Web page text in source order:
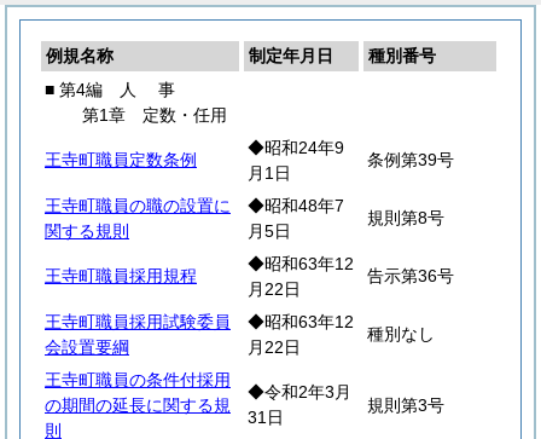
例規名称 制定年月日
種別番号
■ 第4編
人 事
第1章 定数・任用
王寺町職員定数条例
◆昭和24年9
月1日
条例第39号
王寺町職員の職の設置に
関する規則
◆昭和48年7
月5日
規則第8号
王寺町職員採用規程
◆昭和63年12
月22日
告示第36号
王寺町職員採用試験委員
会設置要綱
◆昭和63年12
月22日
種別なし
王寺町職員の条件付採用
の期間の延長に関する規
則
◆令和2年3月
31日
規則第3号